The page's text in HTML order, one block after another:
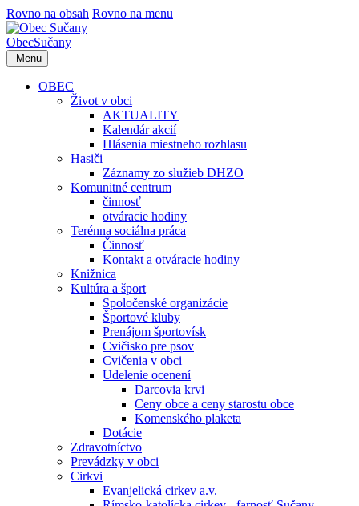
Rovno na obsah Rovno na menu
ObecSučany
Menu
OBEC
Život v obci
AKTUALITY
Kalendár akcií
Hlásenia miestneho rozhlasu
Hasiči
Záznamy zo služieb DHZO
Komunitné centrum
činnosť
otváracie hodiny
Terénna sociálna práca
Činnosť
Kontakt a otváracie hodiny
Knižnica
Kultúra a šport
Spoločenské organizácie
Športové kluby
Prenájom športovísk
Cvičisko pre psov
Cvičenia v obci
Udelenie ocenení
Darcovia krvi
Ceny obce a ceny starostu obce
Komenského plaketa
Dotácie
Zdravotníctvo
Prevádzky v obci
Cirkvi
Evanjelická cirkev a.v.